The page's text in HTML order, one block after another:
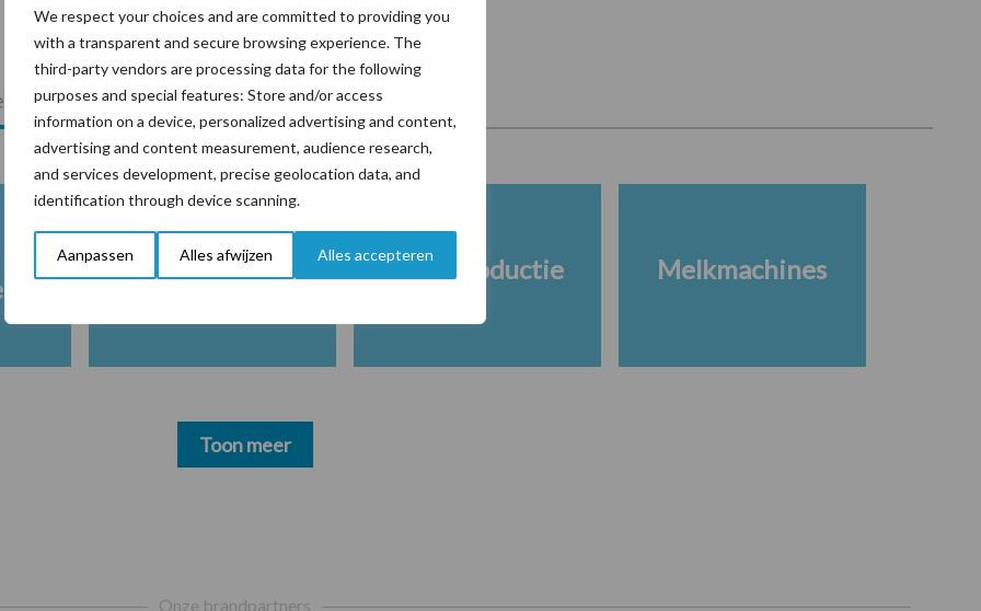
We respect your choices and are committed to providing you
with a transparent and secure browsing experience. The
third-party vendors are processing data for the following
purposes and special features: Store and/or access
information on a device, personalized advertising and content,
advertising and content measurement, audience research,
and services development, precise geolocation data, and
identification through device scanning.
Aanpassen Alles afwijzen Alles accepteren
Veevoer Wet en regelgeving
Melkproductie Melkmachines
Toon meer
Onze brandpartners